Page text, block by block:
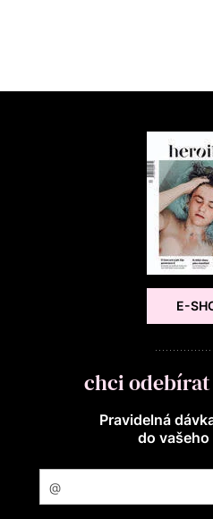
E-
chci
Pravidelná
do vašeho